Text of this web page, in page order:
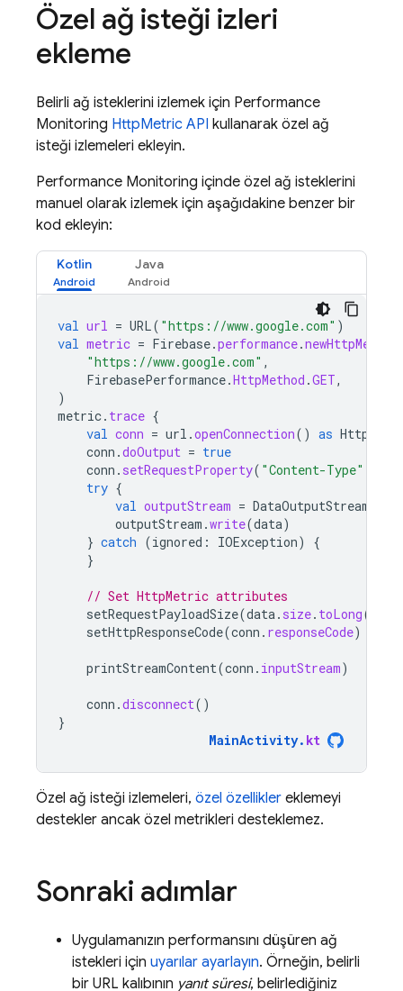
Özel ağ isteği izleri
ekleme
Belirli ağ isteklerini izlemek için Performance
Monitoring HttpMetric API kullanarak özel ağ
isteği izlemeleri ekleyin.
Performance Monitoring içinde özel ağ isteklerini
manuel olarak izlemek için aşağıdakine benzer bir
kod ekleyin:
Kotlin Java
val url = URL( "https://www.google.com" )
val metric = Firebase.performance.newHttpMetric
"https://www.google.com" ,
FirebasePerformance.HttpMethod .GET,
)
metric. trace {
val conn = url .openConnection() as
conn .doOutput = true
conn . setRequestProperty( "Content-Type"
try {
val outputStream = DataOutputStream
outputStream .write(data)
} catch (ignored : IOException)
{
}
// Set HttpMetric attributes
setRequestPayloadSize(data. size. toLong())
setHttpResponseCode(conn . responseCode)
printStreamContent(conn . inputStream)
conn .disconnect()
}
MainActivity. kt
Özel ağ isteği izlemeleri, özel özellikler eklemeyi
destekler ancak özel metrikleri desteklemez.
Sonraki adımlar
Uygulamanızın performansını düşüren ağ
istekleri için uyarılar ayarlayın. Örneğin, belirli
bir URL kalıbının yanıt süresi, belirlediğiniz